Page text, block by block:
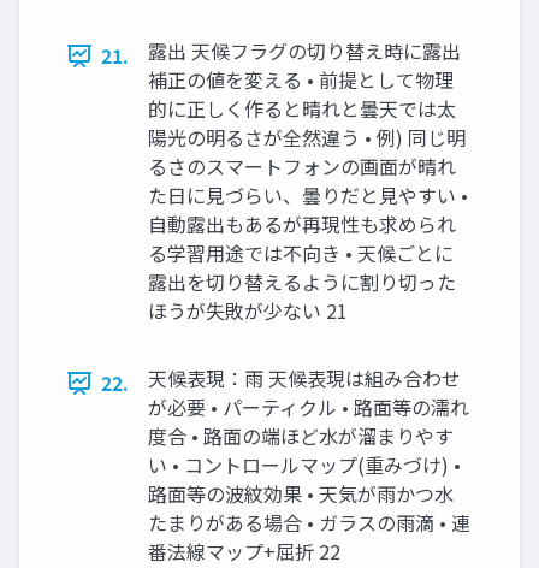
21.
露出 天候フラグの切り替え時に露出
補正の値を変える • 前提として物理
的に正しく作ると晴れと曇天では太
陽光の明るさが全然違う • 例) 同じ明
るさのスマートフォンの画面が晴れ
た日に見づらい、曇りだと見やすい •
自動露出もあるが再現性も求められ
る学習用途では不向き • 天候ごとに
露出を切り替えるように割り切った
ほうが失敗が少ない 21
22.
天候表現：雨 天候表現は組み合わせ
が必要 • パーティクル • 路面等の濡れ
度合 • 路面の端ほど水が溜まりやす
い • コントロールマップ(重みづけ) •
路面等の波紋効果 • 天気が雨かつ水
たまりがある場合 • ガラスの雨滴 • 連
番法線マップ+屈折 22